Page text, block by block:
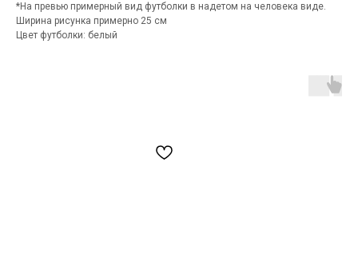
*На превью примерный вид футболки в надетом на человека виде.
Ширина рисунка примерно 25 см
Цвет футболки: белый